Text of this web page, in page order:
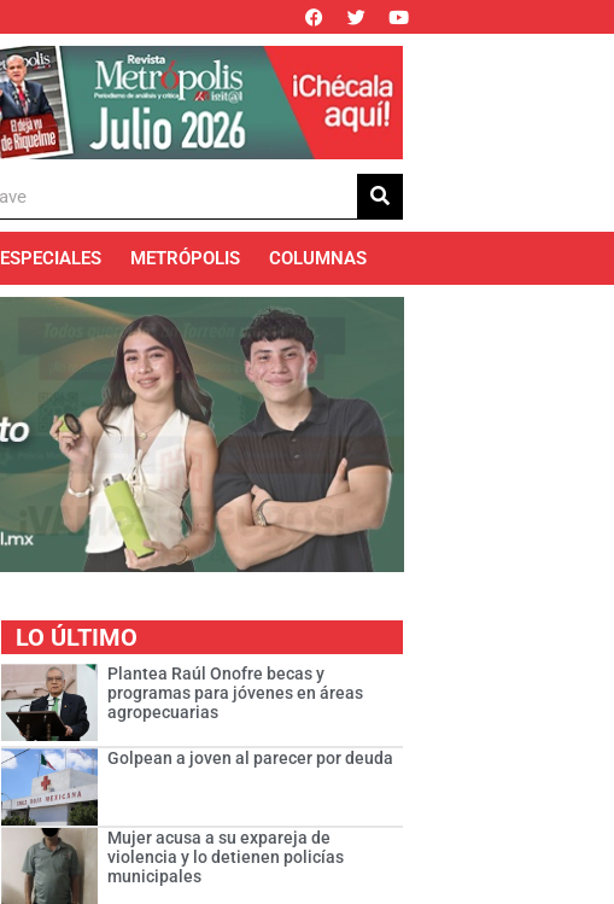
ESPECIALES METRÓPOLIS COLUMNAS
LO ÚLTIMO
Plantea Raúl Onofre becas y
programas para jóvenes en áreas
agropecuarias
Golpean a joven al parecer por deuda
Mujer acusa a su expareja de
violencia y lo detienen policías
municipales